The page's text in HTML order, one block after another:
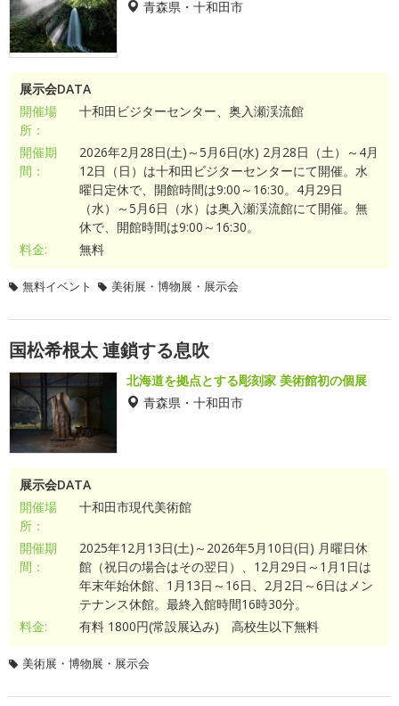
青森県・十和田市
展示会DATA
開催場
所：
十和田ビジターセンター、奥入瀬渓流館
開催期
間：
2026年2月28日(土)～5月6日(水) 2月28日（土）～4月
12日（日）は十和田ビジターセンターにて開催。水
曜日定休で、開館時間は9:00～16:30。4月29日
（水）～5月6日（水）は奥入瀬渓流館にて開催。無
休で、開館時間は9:00～16:30。
料金:
無料
無料イベント 美術展・博物展・展示会
国松希根太 連鎖する息吹
北海道を拠点とする彫刻家 美術館初の個展
青森県・十和田市
展示会DATA
開催場
所：
十和田市現代美術館
開催期
間：
2025年12月13日(土)～2026年5月10日(日) 月曜日休
館（祝日の場合はその翌日）、12月29日～1月1日は
年末年始休館、1月13日～16日、2月2日～6日はメン
テナンス休館。最終入館時間16時30分。
料金:
有料 1800円(常設展込み) 高校生以下無料
美術展・博物展・展示会